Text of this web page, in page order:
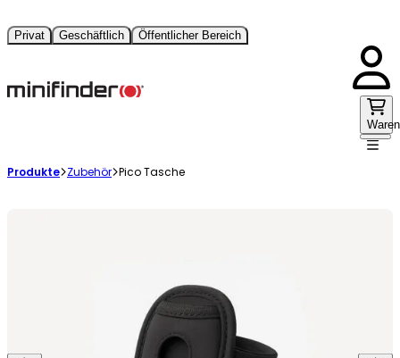
Privat Geschäftlich Öffentlicher Bereich
Produkte Zubehör Pico Tasche